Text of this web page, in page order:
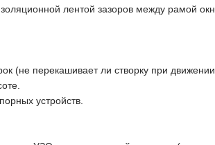
лентой зазоров между рамой
(не перекашивает ли створку при
устройств.